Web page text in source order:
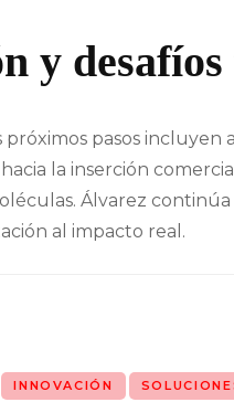
y
próximos pasos
la inserción
Álvarez
al impacto real.
INNOVACIÓN